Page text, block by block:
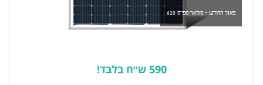
פאנל החודש - סולאר ספייס 620
590 ש״ח בלבד!